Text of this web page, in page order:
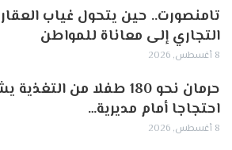
تامنصورت.. حين يتحول غياب العقار
التجاري إلى معاناة للمواطن
8 أغسطس, 2026
حرمان نحو 180 طفلا من
احتجاجا أمام مديرية…
8 أغسطس, 2026